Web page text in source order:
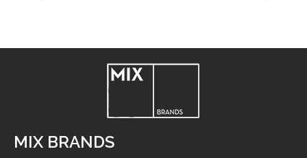
MIX BRANDS